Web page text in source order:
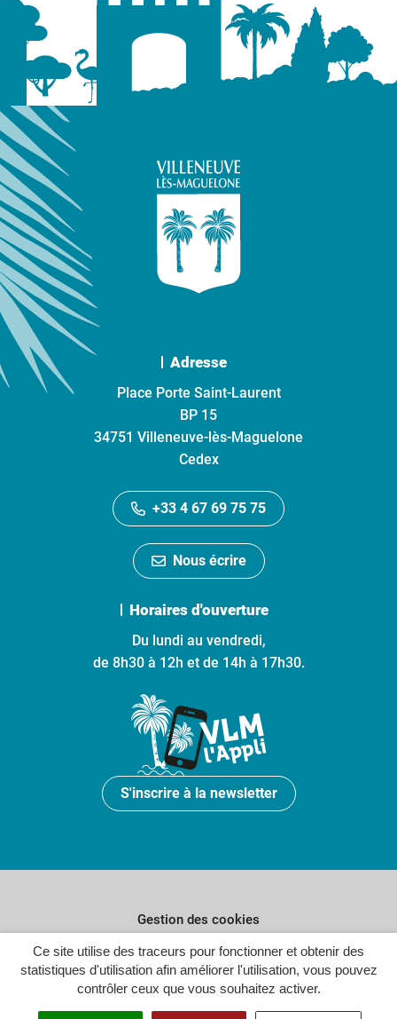
Ce site utilise des traceurs pour fonctionner et obtenir des
statistiques d'utilisation afin améliorer l'utilisation, vous pouvez
contrôler ceux que vous souhaitez activer.
Adresse
Place Porte Saint-Laurent
BP 15
34751 Villeneuve-lès-Maguelone
Cedex
+33 4 67 69 75 75
Nous écrire
Horaires d'ouverture
Du lundi au vendredi,
de 8h30 à 12h et de 14h à 17h30.
S'inscrire à la newsletter
Gestion des cookies
Plan du site
Politique de confidentialité
Crédits